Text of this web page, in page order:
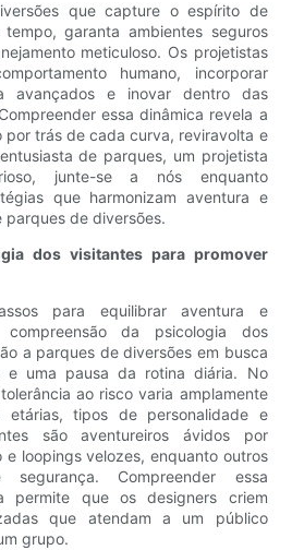
que capture o espírito de
garanta ambientes seguros
meticuloso. Os projetistas
humano, incorporar
avançados e inovar dentro das
essa dinâmica revela a
por trás de cada curva, reviravolta e
de parques, um projetista
junte-se a nós enquanto
que harmonizam aventura e
de diversões.
dos visitantes para promover
para equilibrar aventura e
da psicologia dos
a parques de diversões em busca
e uma pausa da rotina diária. No
ao risco varia amplamente
etárias, tipos de personalidade e
são aventureiros ávidos por
loopings velozes, enquanto outros
Compreender essa
permite que os designers criem
que atendam a um público
grupo.